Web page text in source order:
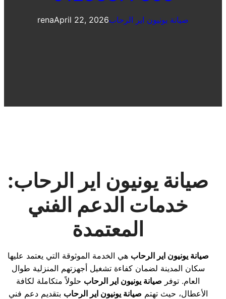
renaApril 22, 2026صيانة يونيون اير الرحاب
صيانة يونيون اير الرحاب:
خدمات الدعم الفني
المعتمدة
صيانة يونيون اير الرحاب هي الخدمة الموثوقة التي يعتمد عليها
سكان المدينة لضمان كفاءة تشغيل أجهزتهم المنزلية طوال
العام. توفر صيانة يونيون اير الرحاب حلولاً متكاملة لكافة
الأعطال، حيث تهتم صيانة يونيون اير الرحاب بتقديم دعم فني